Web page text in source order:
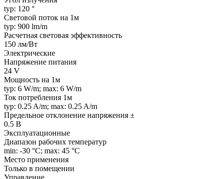
typ: 120 °
Световой поток на 1м
typ: 900 lm/m
Расчетная световая эффективность
150 лм/Вт
Электрические
Напряжение питания
24 V
Мощность на 1м
typ: 6 W/m; max: 6 W/m
Ток потребления 1м
typ: 0.25 A/m; max: 0.25 A/m
Предельное отклонение напряжения ±
0.5 В
Эксплуатационные
Диапазон рабочих температур
min: -30 °C; max: 45 °C
Место применения
Только в помещении
Управление